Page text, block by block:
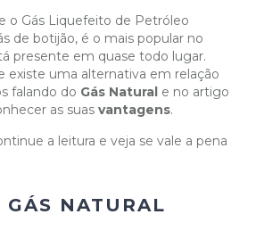
o Gás Liquefeito de Petróleo
de botijão, é o mais popular no
presente em quase todo lugar.
existe uma alternativa em relação
falando do Gás Natural e no artigo
as suas vantagens.
a leitura e veja se vale a pena
GÁS NATURAL